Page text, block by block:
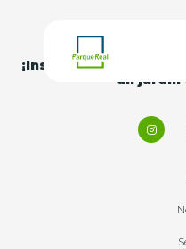
¡Inspírate con nuestras
un jardín